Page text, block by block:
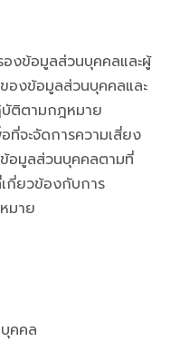
งข้อมูลส่วนบุคคลและผู้
องข้อมูลส่วนบุคคลและ
บัติตามกฎหมาย
จะจัดการความเสี่ยง
ข้อมูลส่วนบุคคลตามที่
กี่ยวข้องกับการ
มาย
คคล